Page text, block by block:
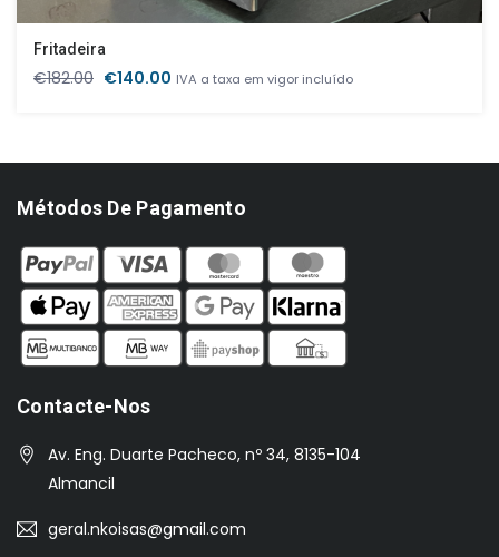
Fritadeira
€182.00 O
€182.00.
€140.00 O
€140.00.
IVA a taxa em vigor incluído
Métodos De Pagamento
Contacte-Nos
Av. Eng. Duarte Pacheco, nº 34, 8135-104
Almancil
geral.nkoisas@gmail.com